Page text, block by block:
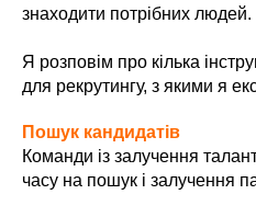
знаходити потрібних людей.
Я розповім про кілька
для рекрутингу, з якими я
Пошук кандидатів
Команди із залучення
часу на пошук і залучення